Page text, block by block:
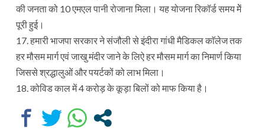
की जनता को 10 एमएल पानी रोजाना मिला। यह योजना रिकॉर्ड समय मेें
पूरी हुई।
17. हमारी भाजपा सरकार ने संजौली से इंदीरा गांधी मैडिकल काॅलेज तक
हर मौसम मार्ग एवं जाखु मंदीर जाने के लिऐ हर मौसम मार्ग का निमार्ण किया
जिससे श्रद्धालुओं और पयर्टकों को लाभ मिला।
18. कोविड काल में 4 करोड़ के कूड़ा बिलों को माफ किया है।